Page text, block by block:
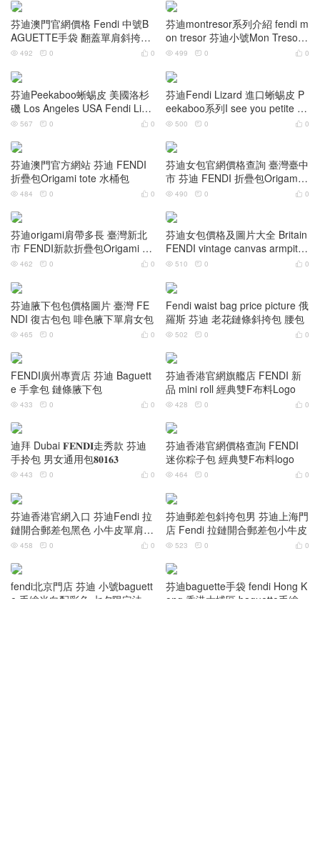
芬迪澳門官網價格 Fendi 中號B
AGUETTE手袋 翻蓋單肩斜挎包
女包
 0
 492  0
芬迪montresor系列介紹 fendi m
on tresor 芬迪小號Mon Tresor
水桶包 麂皮
 0
 499  0
芬迪Peekaboo蜥蜴皮 美國洛杉
磯 Los Angeles USA Fendi Liza
rd Peekaboo系列
 0
 567  0
芬迪Fendi Lizard 進口蜥蜴皮 P
eekaboo系列I see you petite 最
新尺寸
 0
 500  0
芬迪澳門官方網站 芬迪 FENDI
折疊包Origami tote 水桶包
 0
 484  0
芬迪女包官網價格查詢 臺灣臺中
市 芬迪 FENDI 折疊包Origami t
ote 水桶包
 0
 490  0
芬迪origami肩帶多長 臺灣新北
市 FENDI新款折疊包Origami tot
e 水桶包
 0
 462  0
芬迪女包價格及圖片大全 Britain
FENDI vintage canvas armpit b
ag in brown color
 0
 510  0
芬迪腋下包包價格圖片 臺灣 FE
NDI 復古包包 啡色腋下單肩女包
 0
 465  0
Fendi waist bag price picture 俄
羅斯 芬迪 老花鏈條斜挎包 腰包
 0
 502  0
FENDI廣州專賣店 芬迪 Baguett
e 手拿包 鏈條腋下包
 0
 433  0
芬迪香港官網旗艦店 FENDI 新
品 mini roll 經典雙F布料Logo
 0
 428  0
迪拜 Dubai 𝐅𝐄𝐍𝐃𝐈走秀款 芬迪
手拎包 男女通用包𝟖𝟎𝟏𝟔𝟑
 0
 443  0
芬迪香港官網價格查詢 FENDI
迷你粽子包 經典雙F布料logo
 0
 464  0
芬迪香港官網入口 芬迪Fendi 拉
鏈開合郵差包黑色 小牛皮單肩斜
挎包
 0
 458  0
芬迪郵差包斜挎包男 芬迪上海門
店 Fendi 拉鏈開合郵差包小牛皮
 0
 523  0
fendi北京門店 芬迪 小號baguett
e 手繪米白配彩色 七夕限定法棍
芬迪baguette手袋 fendi Hong K
ong 香港大埔區 baguette手繪